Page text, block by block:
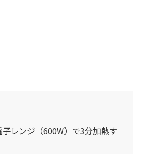
レンジ（600W）で3分加熱す